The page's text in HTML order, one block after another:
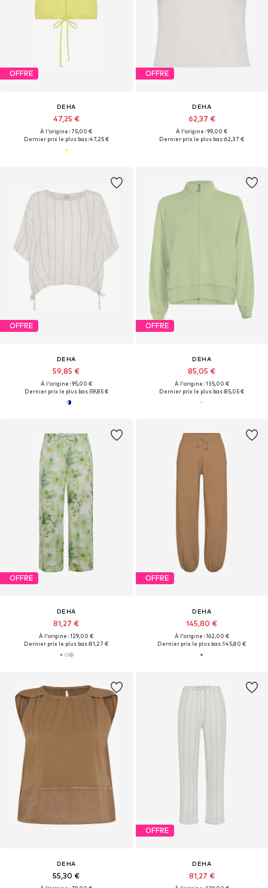
OFFRE
DEHA
47,25 €
À l'origine : 75,00 €
Dernier prix le plus bas :47,25 €
OFFRE
DEHA
62,37 €
À l'origine : 99,00 €
Dernier prix le plus bas :62,37 €
OFFRE
DEHA
59,85 €
À l'origine : 95,00 €
Dernier prix le plus bas :59,85 €
OFFRE
DEHA
85,05 €
À l'origine : 135,00 €
Dernier prix le plus bas :85,05 €
OFFRE
DEHA
81,27 €
À l'origine : 129,00 €
Dernier prix le plus bas :81,27 €
OFFRE
DEHA
145,80 €
À l'origine : 162,00 €
Dernier prix le plus bas :145,80 €
DEHA
55,30 €
OFFRE
DEHA
81,27 €